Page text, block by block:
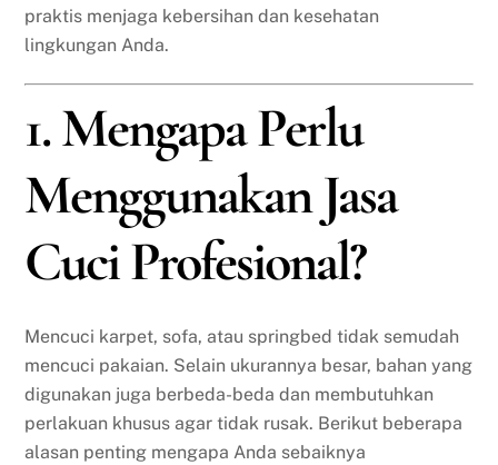
praktis menjaga kebersihan dan kesehatan
lingkungan Anda.
1. Mengapa Perlu
Menggunakan Jasa
Cuci Profesional?
Mencuci karpet, sofa, atau springbed tidak semudah
mencuci pakaian. Selain ukurannya besar, bahan yang
digunakan juga berbeda-beda dan membutuhkan
perlakuan khusus agar tidak rusak. Berikut beberapa
alasan penting mengapa Anda sebaiknya